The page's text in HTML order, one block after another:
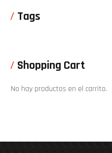
Tags
Shopping Cart
No hay productos en el carrito.